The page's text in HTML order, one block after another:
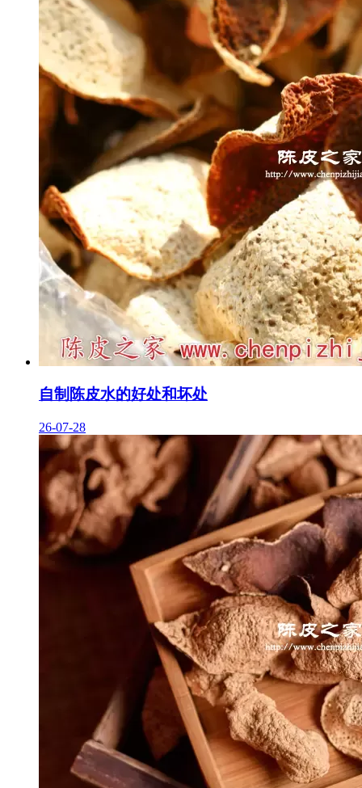
自制陈皮水的好处和坏处
26-07-28